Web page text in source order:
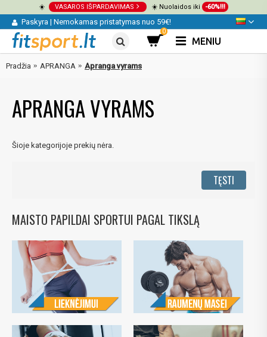
☀️ VASAROS IŠPARDAVIMAS ☀️ Nuolaidos iki -60%!!!
Paskyra | Nemokamas pristatymas nuo 59€!
0
MENIU
Pradžia APRANGA Apranga vyrams
APRANGA VYRAMS
Šioje kategorijoje prekių nėra.
TĘSTI
MAISTO PAPILDAI SPORTUI PAGAL TIKSLĄ